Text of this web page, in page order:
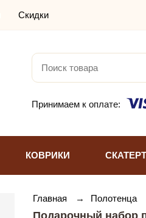
Скидки
Принимаем к оплате:
КОВРИКИ
Главная → Полотенца
Подарочный набор